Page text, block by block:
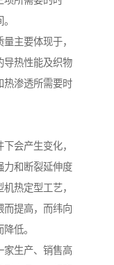
主要体现于，
导热性能及织物
热渗透所需要时
会产生变化，
力和断裂延伸度
热定型工艺，
而提高，而纬向
低。
家生产、销售高